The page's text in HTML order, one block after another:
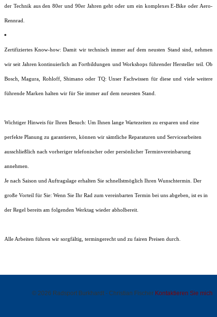
der Technik aus den 80er und 90er Jahren geht oder um ein komplexes E-Bike oder Aero-
Rennrad.
Zertifiziertes Know-how: Damit wir technisch immer auf dem neusten Stand sind, nehmen
wir seit Jahren kontinuierlich an Fortbildungen und Workshops führender Hersteller teil. Ob
Bosch, Magura, Rohloff, Shimano oder TQ: Unser Fachwissen für diese und viele weitere
führende Marken halten wir für Sie immer auf dem neuesten Stand.
Wichtiger Hinweis für Ihren Besuch: Um Ihnen lange Wartezeiten zu ersparen und eine
perfekte Planung zu garantieren, können wir sämtliche Reparaturen und Servicearbeiten
ausschließlich nach vorheriger telefonischer oder persönlicher Terminvereinbarung
annehmen.
Je nach Saison und Auftragslage erhalten Sie schnellstmöglich Ihren Wunschtermin. Der
große Vorteil für Sie: Wenn Sie Ihr Rad zum vereinbarten Termin bei uns abgeben, ist es in
der Regel bereits am folgenden Werktag wieder abholbereit.
Alle Arbeiten führen wir sorgfältig, termingerecht und zu fairen Preisen durch.
© 2026 Radsport Burkhardt - Christian Fischer Kontaktieren Sie mich